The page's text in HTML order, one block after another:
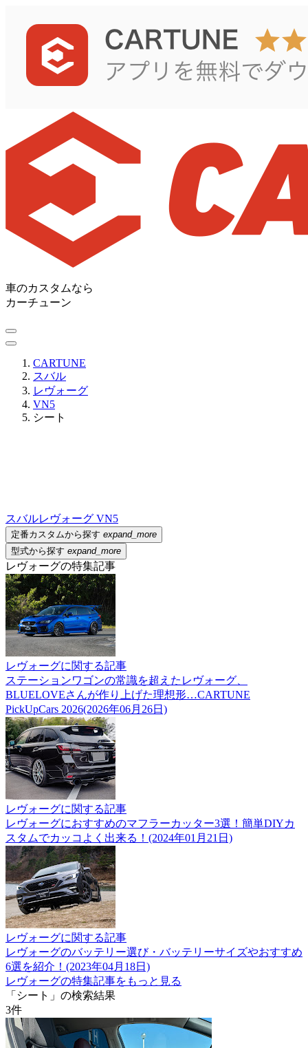
車のカスタムなら
カーチューン
CARTUNE
スバル
レヴォーグ
VN5
シート
スバルレヴォーグ VN5
定番カスタムから探す expand_more
型式から探す expand_more
レヴォーグの特集記事
レヴォーグに関する記事
ステーションワゴンの常識を超えたレヴォーグ、
BLUELOVEさんが作り上げた理想形…CARTUNE
PickUpCars 2026(2026年06月26日)
レヴォーグに関する記事
レヴォーグにおすすめのマフラーカッター3選！簡単DIYカ
スタムでカッコよく出来る！(2024年01月21日)
レヴォーグに関する記事
レヴォーグのバッテリー選び・バッテリーサイズやおすすめ
6選を紹介！(2023年04月18日)
レヴォーグの特集記事をもっと見る
「シート」の検索結果
3件